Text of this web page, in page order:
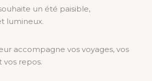
un été paisible,
lumineux.
accompagne vos voyages, vos
vos repos.